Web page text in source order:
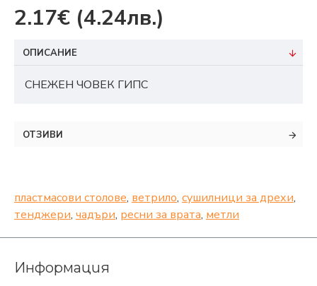
2.17€ (4.24лв.)
ОПИСАНИЕ
СНЕЖЕН ЧОВЕК ГИПС
ОТЗИВИ
пластмасови столове, ветрило, сушилници за дрехи,
тенджери, чадъри, ресни за врата, метли
Информация